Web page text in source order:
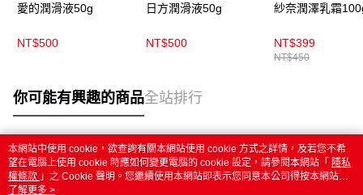
愛的潤滑液50g
NT$500
日方潤滑液50g
NT$500
紗奈潤澤乳霜
NT$399
NT$450
你可能有興趣的商品全站排行
熱門標籤
本網站中使用 cookie，欲查詢有關本網站使用 cookie 方式之詳情，及若您不希
望在電腦上使用 cookie 時應如何變更電腦的 cookie 設定，請參閱本網站「 隱私
權條款 」之 Cookie 聲明。您繼續使用本網站即表示您同意本公司得按本網站使
用條款之 Cookie 聲明使用 cookie。
了解更多 >